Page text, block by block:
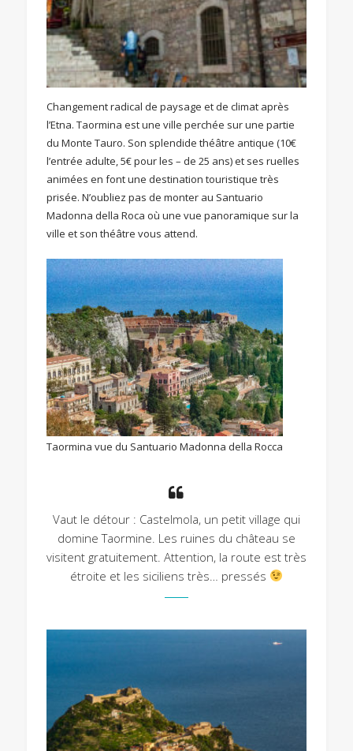
Changement radical de paysage et de climat après
l’Etna. Taormina est une ville perchée sur une partie
du Monte Tauro. Son splendide théâtre antique (10€
l’entrée adulte, 5€ pour les – de 25 ans) et ses ruelles
animées en font une destination touristique très
prisée. N’oubliez pas de monter au Santuario
Madonna della Roca où une vue panoramique sur la
ville et son théâtre vous attend.
Taormina vue du Santuario Madonna della Rocca
Vaut le détour : Castelmola, un petit village qui
domine Taormine. Les ruines du château se
visitent gratuitement. Attention, la route est très
étroite et les siciliens très… pressés